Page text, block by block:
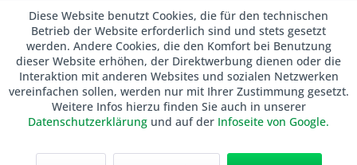
Diese Website benutzt Cookies, die für den technischen
Betrieb der Website erforderlich sind und stets gesetzt
werden. Andere Cookies, die den Komfort bei Benutzung
dieser Website erhöhen, der Direktwerbung dienen oder die
Interaktion mit anderen Websites und sozialen Netzwerken
vereinfachen sollen, werden nur mit Ihrer Zustimmung gesetzt.
Weitere Infos hierzu finden Sie auch in unserer
Datenschutzerklärung und auf der Infoseite von Google.